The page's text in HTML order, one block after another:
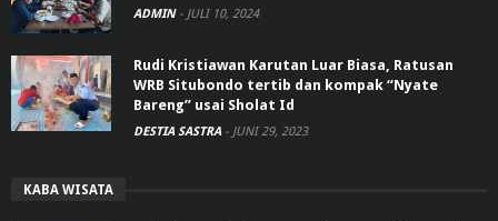
ADMIN - JULI 10, 2024
Rudi Kristiawan Karutan Luar Biasa, Ratusan
WRB Situbondo tertib dan kompak “Nyate
Bareng” usai Sholat Id
DESTIA SASTRA - JUNI 29, 2023
KABA WISATA